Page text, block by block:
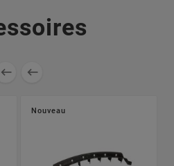
 
Nouveau